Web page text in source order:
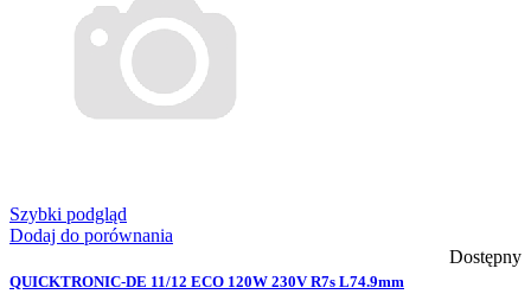
Szybki podgląd
Dodaj do porównania
Dostępny
QUICKTRONIC-DE 11/12 ECO 120W 230V R7s L74.9mm